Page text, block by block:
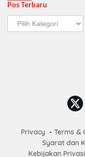
Pos Terbaru
Pos
Terbaru
Privacy Terms &
Syarat dan
Kebijakan